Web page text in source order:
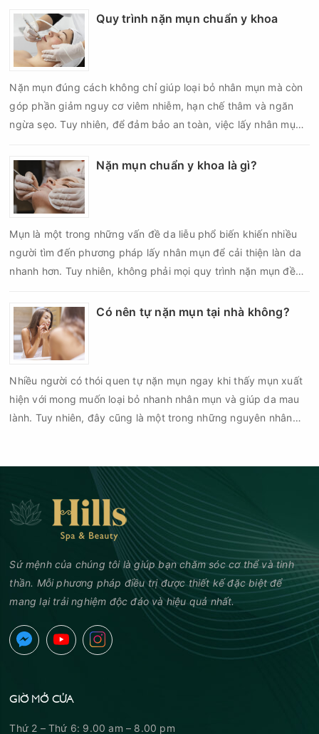
nếu chăm sóc không đúng cách. Chính vì vậy, việc chăm sóc
da sau nặn mụn không chỉ giúp vùng da hồi phục nhanh hơn
mà còn góp phần giảm nguy cơ tái phát mụn và hạn chế các
biến chứng về sau.
Quy trình nặn mụn chuẩn y khoa
Nặn mụn đúng cách không chỉ giúp loại bỏ nhân mụn mà còn
góp phần giảm nguy cơ viêm nhiễm, hạn chế thâm và ngăn
ngừa sẹo. Tuy nhiên, để đảm bảo an toàn, việc lấy nhân mụn
đủ các bước vô khuẩn và chăm sóc sau điều trị.
Nặn mụn chuẩn y khoa là gì?
Mụn là một trong những vấn đề da liễu phổ biến khiến nhiều
người tìm đến phương pháp lấy nhân mụn để cải thiện làn da
nhanh hơn. Tuy nhiên, không phải mọi quy trình nặn mụn đều
sai kỹ thuật hoặc lấy nhân mụn không đúng thời điểm, làn da
có thể đối mặt với nguy cơ viêm nhiễm, thâm sau mụn và thậm
chí là sẹo rỗ. Vậy nặn mụn chuẩn y khoa là gì và một quy trình
đạt tiêu chuẩn cần đáp ứng những yêu cầu nào?
Có nên tự nặn mụn tại nhà không?
Nhiều người có thói quen tự nặn mụn ngay khi thấy mụn xuất
hiện với mong muốn loại bỏ nhanh nhân mụn và giúp da mau
lành. Tuy nhiên, đây cũng là một trong những nguyên nhân
Sứ mệnh của chúng tôi là giúp bạn chăm sóc cơ thể và tinh
thần. Mỗi phương pháp điều trị được thiết kế đặc biệt để
mang lại trải nghiệm độc đáo và hiệu quả nhất.
GIỜ MỞ CỬA
Thứ 2 – Thứ 6: 9.00 am – 8.00 pm